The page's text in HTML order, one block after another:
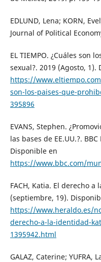
EDLUND, Lena; KORN,
Journal of Political
EL TIEMPO. ¿Cuáles son
sexual?. 2019 (Agosto, 1).
https://
son-los-paises-que-
395896
EVANS, Stephen.
las bases de EE.UU.?.
Disponible en
https://www.bbc.com/
FACH, Katia. El derecho
(septiembre, 19).
https://www.heraldo.es/
derecho-a-la-identidad-
1395942.html
GALAZ, Caterine; YUFRA,